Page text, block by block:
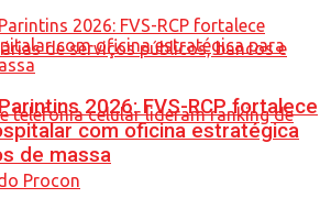
2026: FVS-RCP fortalece
com oficina estratégica
de massa